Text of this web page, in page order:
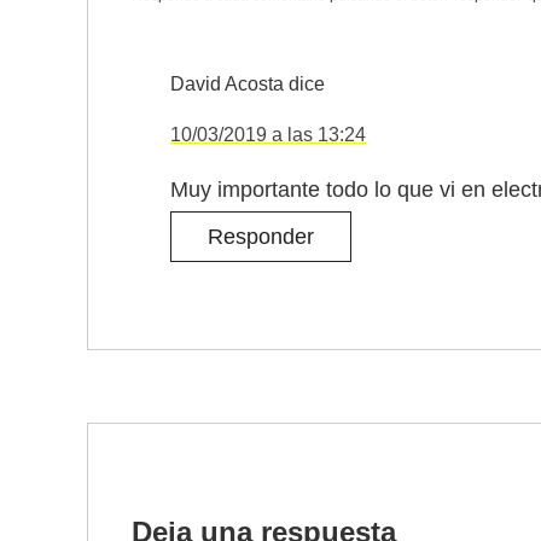
David Acosta dice
10/03/2019 a las 13:24
Muy importante todo lo que vi en
Responder
Deja una respuesta